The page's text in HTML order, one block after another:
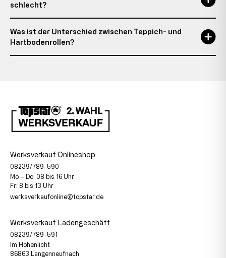
schlecht?
Was ist der Unterschied zwischen Teppich- und
Hartbodenrollen?
Werksverkauf Onlineshop
08239/789-590
Mo – Do: 08 bis 16 Uhr
Fr: 8 bis 13 Uhr
werksverkaufonline@topstar.de
Werksverkauf Ladengeschäft
08239/789-591
Im Hohenlicht
86863 Langenneufnach